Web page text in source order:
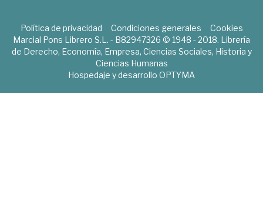
Política de privacidad Condiciones generales
Cookies
Marcial Pons Librero S.L. - B82947326 © 1948 - 2018. Librería
de Derecho, Economía, Empresa, Ciencias Sociales, Historia y
Ciencias Humanas
Hospedaje y desarrollo OPTYMA